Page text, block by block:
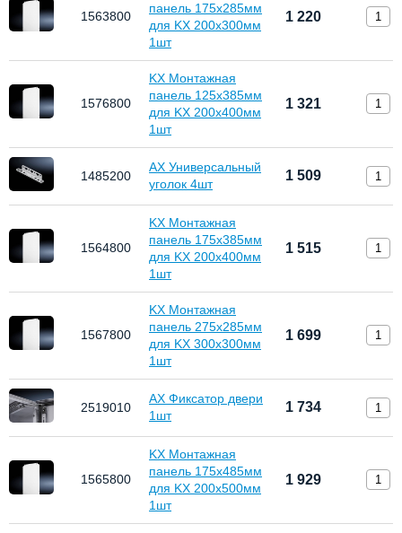
1563800
панель 175х285мм
для KX 200х300мм
1шт
1 220
1576800
KX Монтажная
панель 125х385мм
для KX 200х400мм
1шт
1 321
1485200
АХ Универсальный
уголок 4шт
1 509
1564800
KX Монтажная
панель 175х385мм
для KX 200х400мм
1шт
1 515
1567800
KX Монтажная
панель 275х285мм
для KX 300х300мм
1шт
1 699
2519010
AX Фиксатор двери
1шт
1 734
1565800
KX Монтажная
панель 175х485мм
для KX 200х500мм
1шт
1 929